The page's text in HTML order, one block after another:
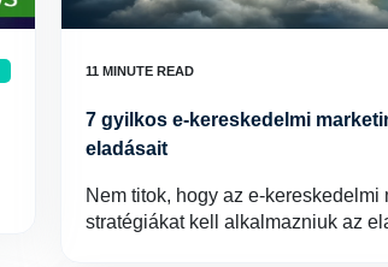
7 gyilkos e-kereskedelmi
eladásait
Nem titok, hogy az e-
stratégiákat kell alkalmazniuk az